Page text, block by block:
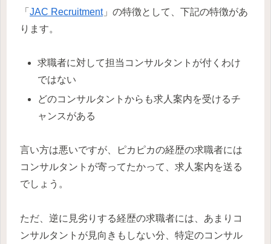
「 JAC Recruitment」の特徴として、下記の特徴があ
ります。
求職者に対して担当コンサルタントが付くわけ
ではない
どのコンサルタントからも求人案内を受けるチ
ャンスがある
言い方は悪いですが、ピカピカの経歴の求職者には
コンサルタントが寄ってたかって、求人案内を送る
でしょう。
ただ、逆に見劣りする経歴の求職者には、あまりコ
ンサルタントが見向きもしない分、特定のコンサル